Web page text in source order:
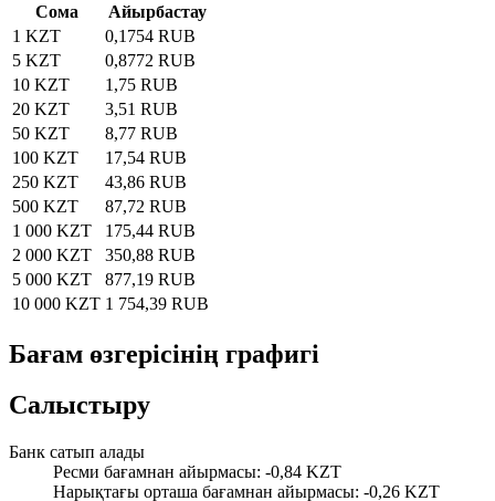
Сома
Айырбастау
1 KZT
0,1754 RUB
5 KZT
0,8772 RUB
10 KZT
1,75 RUB
20 KZT
3,51 RUB
50 KZT
8,77 RUB
100 KZT
17,54 RUB
250 KZT
43,86 RUB
500 KZT
87,72 RUB
1 000 KZT
175,44 RUB
2 000 KZT
350,88 RUB
5 000 KZT
877,19 RUB
10 000 KZT 1 754,39 RUB
Бағам өзгерісінің графигі
Салыстыру
Банк сатып алады
Ресми бағамнан айырмасы: -0,84 KZT
Нарықтағы орташа бағамнан айырмасы: -0,26 KZT